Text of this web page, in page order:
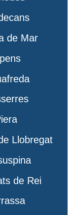
de Mar
Llobregat
de Rei